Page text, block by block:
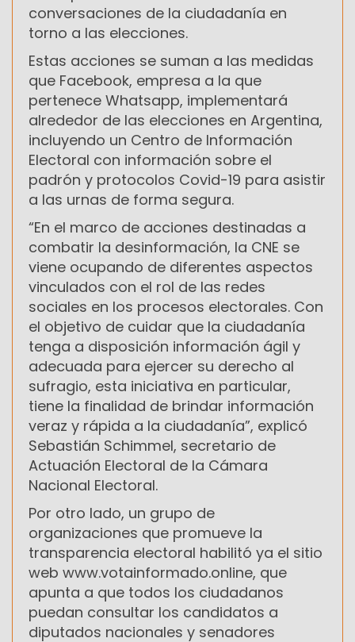
conversaciones de la ciudadanía en
torno a las elecciones.
Estas acciones se suman a las medidas
que Facebook, empresa a la que
pertenece Whatsapp, implementará
alrededor de las elecciones en Argentina,
incluyendo un Centro de Información
Electoral con información sobre el
padrón y protocolos Covid-19 para asistir
a las urnas de forma segura.
“En el marco de acciones destinadas a
combatir la desinformación, la CNE se
viene ocupando de diferentes aspectos
vinculados con el rol de las redes
sociales en los procesos electorales. Con
el objetivo de cuidar que la ciudadanía
tenga a disposición información ágil y
adecuada para ejercer su derecho al
sufragio, esta iniciativa en particular,
tiene la finalidad de brindar información
veraz y rápida a la ciudadanía”, explicó
Sebastián Schimmel, secretario de
Actuación Electoral de la Cámara
Nacional Electoral.
Por otro lado, un grupo de
organizaciones que promueve la
transparencia electoral habilitó ya el sitio
web www.votainformado.online, que
apunta a que todos los ciudadanos
puedan consultar los candidatos a
diputados nacionales y senadores